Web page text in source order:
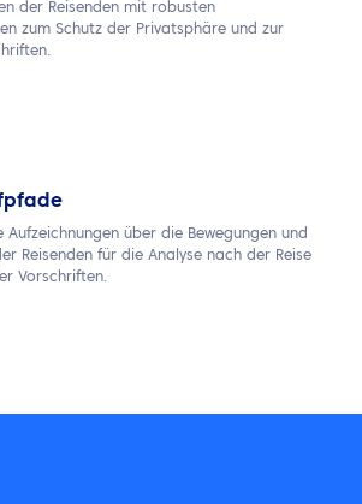
der Reisenden mit robusten
zum Schutz der Privatsphäre und zur
Aufzeichnungen über die Bewegungen und
Reisenden für die Analyse nach der Reise
Vorschriften.